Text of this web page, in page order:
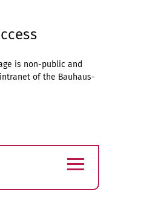
is non-public and
of the Bauhaus-
≡